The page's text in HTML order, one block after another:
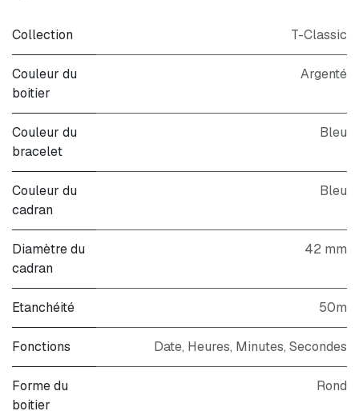
Collection T-Classic
Couleur du
boitier
Argenté
Couleur du
bracelet
Bleu
Couleur du
cadran
Bleu
Diamètre du
cadran
42 mm
Etanchéité 50m
Fonctions Date, Heures, Minutes, Secondes
Forme du
boitier
Rond